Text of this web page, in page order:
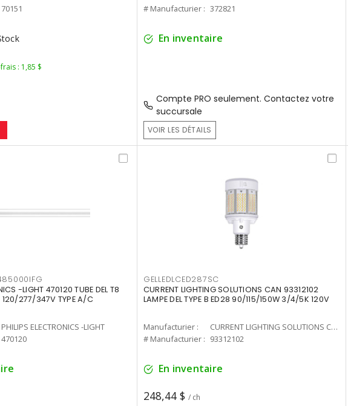
70151
: 1,85 $
# Manufacturier : 372821
En inventaire
Compte PRO seulement. Contactez votre
succursale
VOIR LES DÉTAILS
-LIGHT 470120 TUBE DEL T8
277/347V TYPE A/C
PHILIPS ELECTRONICS -LIGHT
470120
GELLEDLCED287SC
CURRENT LIGHTING SOLUTIONS CAN 93312102
LAMPE DEL TYPE B ED28 90/115/150W 3/4/5K 120V
Manufacturier :
CURRENT LIGHTING SOLUTIONS CAN
# Manufacturier : 93312102
En inventaire
248,44 $ / ch